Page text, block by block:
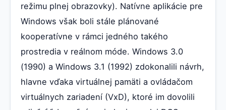
režimu plnej obrazovky). Natívne aplikácie pre
Windows však boli stále plánované
kooperatívne v rámci jedného takého
prostredia v reálnom móde. Windows 3.0
(1990) a Windows 3.1 (1992) zdokonalili návrh,
hlavne vďaka virtuálnej pamäti a ovládačom
virtuálnych zariadení (VxD), ktoré im dovolili